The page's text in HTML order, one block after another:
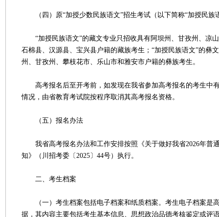
（四）原“加授少数民族语文”招生考试（以下简称“加授民族
“加授民族语文”的藏文专业只招收具有阿坝州、甘孜州、凉
石棉县、汉源县、宝兴县户籍的藏族考生；“加授民族语文”的彝
州、甘孜州、攀枝花市、乐山市和雅安市户籍的彝族考生。
高考报名后至开考前，如发现在我省参加高考报名的考生中
情况，由省教育考试院按程序取消其高考报名资格。
（五）报名办法
我省高考报名办法和工作安排按照《关于做好我省2026年普
知》（川招考委〔2025〕44号）执行。
二、考生档案
（一）考生档案包括电子档案和纸质档案。考生电子档案是
据，其内容主要包括考生基本信息、思想政治品德考核鉴定或评